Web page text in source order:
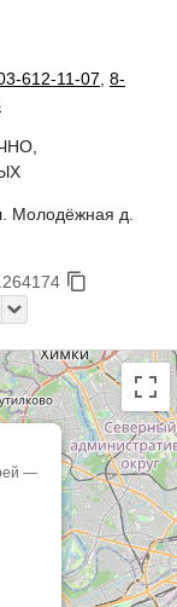
612-11-07, 8-
Молодёжная д.
—